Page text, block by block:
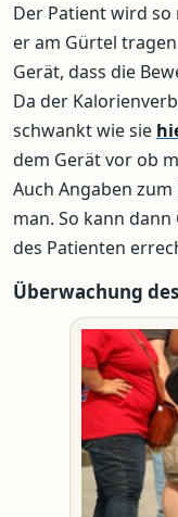
Der Patient wird
er am Gürtel
Gerät, dass die
Da der
schwankt wie sie
dem Gerät vor ob
Auch Angaben
man. So kann
des Patienten
Überwachung